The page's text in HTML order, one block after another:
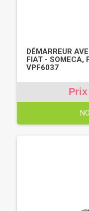
DÉMARREUR
FIAT - SOMECA,
VPF6037